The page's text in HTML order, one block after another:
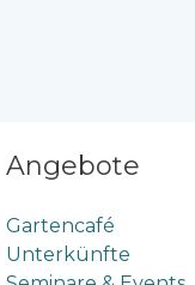
Angebote
Gartencafé
Unterkünfte